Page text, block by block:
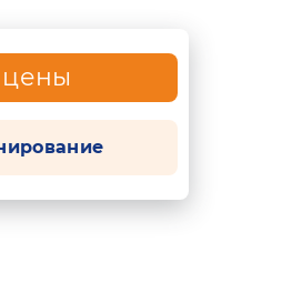
цены